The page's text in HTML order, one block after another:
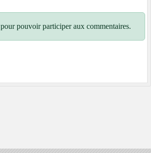
pour pouvoir participer aux commentaires.